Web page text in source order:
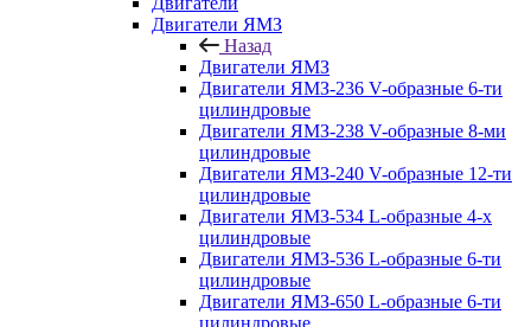
Двигатели ЯМЗ
Назад
Двигатели ЯМЗ
Двигатели ЯМЗ-236 V-образные 6-ти
цилиндровые
Двигатели ЯМЗ-238 V-образные 8-ми
цилиндровые
Двигатели ЯМЗ-240 V-образные 12-ти
цилиндровые
Двигатели ЯМЗ-534 L-образные 4-х
цилиндровые
Двигатели ЯМЗ-536 L-образные 6-ти
цилиндровые
Двигатели ЯМЗ-650 L-образные 6-ти
цилиндровые